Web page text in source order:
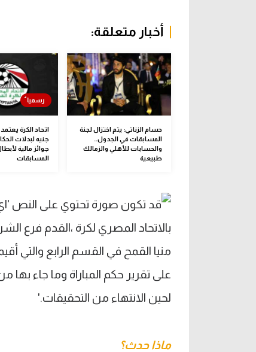
أخبار متعلقة:
حسام الزناتي: يتم اختزال لجنة
المسابقات في الجدول..
والحسابات للأهلي والزمالك
طبيعية
جنيه لبدلات
جوائز مالية
المسابقات
ماذا حدث؟